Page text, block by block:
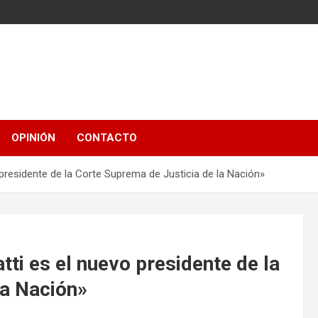
OPINIÓN CONTACTO
de la Corte Suprema de Justicia de la Nación»
es el nuevo presidente de la
Nación»